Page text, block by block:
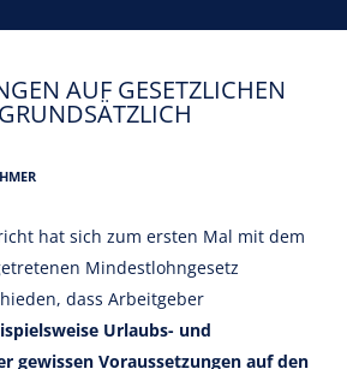
AUF GESETZLICHEN
hat sich zum ersten Mal mit dem
Mindestlohngesetz
dass Arbeitgeber
Urlaubs- und
gewissen Voraussetzungen auf den